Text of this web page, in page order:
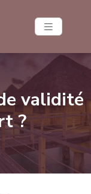
validité
?